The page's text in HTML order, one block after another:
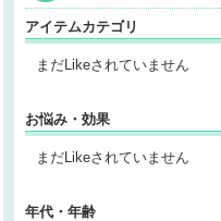
アイテムカテゴリ
まだLikeされていません
お悩み・効果
まだLikeされていません
年代・年齢